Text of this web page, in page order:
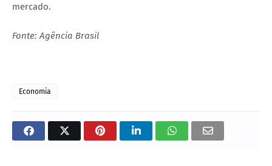
mercado.
Fonte: Agência Brasil
Economia